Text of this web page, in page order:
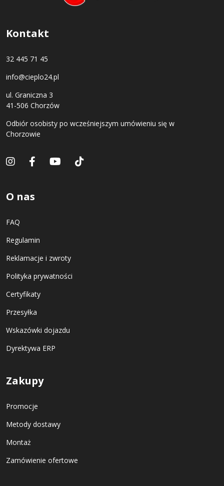
Kontakt
32 445 71 45
info@cieplo24.pl
ul. Graniczna 3
41-506 Chorzów
Odbiór osobisty po wcześniejszym umówieniu się w
Chorzowie
O nas
FAQ
Regulamin
Reklamacje i zwroty
Polityka prywatności
Certyfikaty
Przesyłka
Wskazówki dojazdu
Dyrektywa ERP
Zakupy
Promocje
Metody dostawy
Montaż
Zamówienie ofertowe